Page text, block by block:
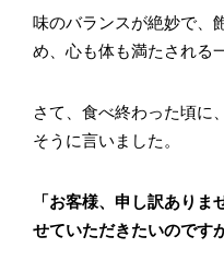
味のバランスが絶妙で、
め、心も体も満たされる
さて、食べ終わった頃に
そうに言いました。
「お客様、申し訳あり
せていただきたいのです